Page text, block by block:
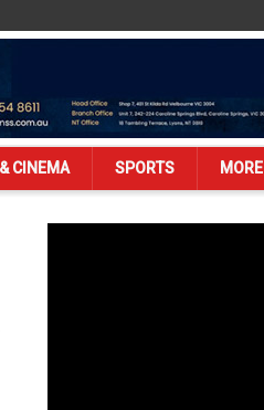
CINEMA SPORTS MORE